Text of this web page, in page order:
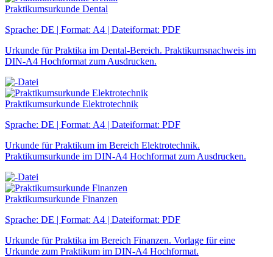
Praktikumsurkunde Dental
Sprache: DE | Format: A4 | Dateiformat: PDF
Urkunde für Praktika im Dental-Bereich. Praktikumsnachweis im
DIN-A4 Hochformat zum Ausdrucken.
Praktikumsurkunde Elektrotechnik
Sprache: DE | Format: A4 | Dateiformat: PDF
Urkunde für Praktikum im Bereich Elektrotechnik.
Praktikumsurkunde im DIN-A4 Hochformat zum Ausdrucken.
Praktikumsurkunde Finanzen
Sprache: DE | Format: A4 | Dateiformat: PDF
Urkunde für Praktika im Bereich Finanzen. Vorlage für eine
Urkunde zum Praktikum im DIN-A4 Hochformat.